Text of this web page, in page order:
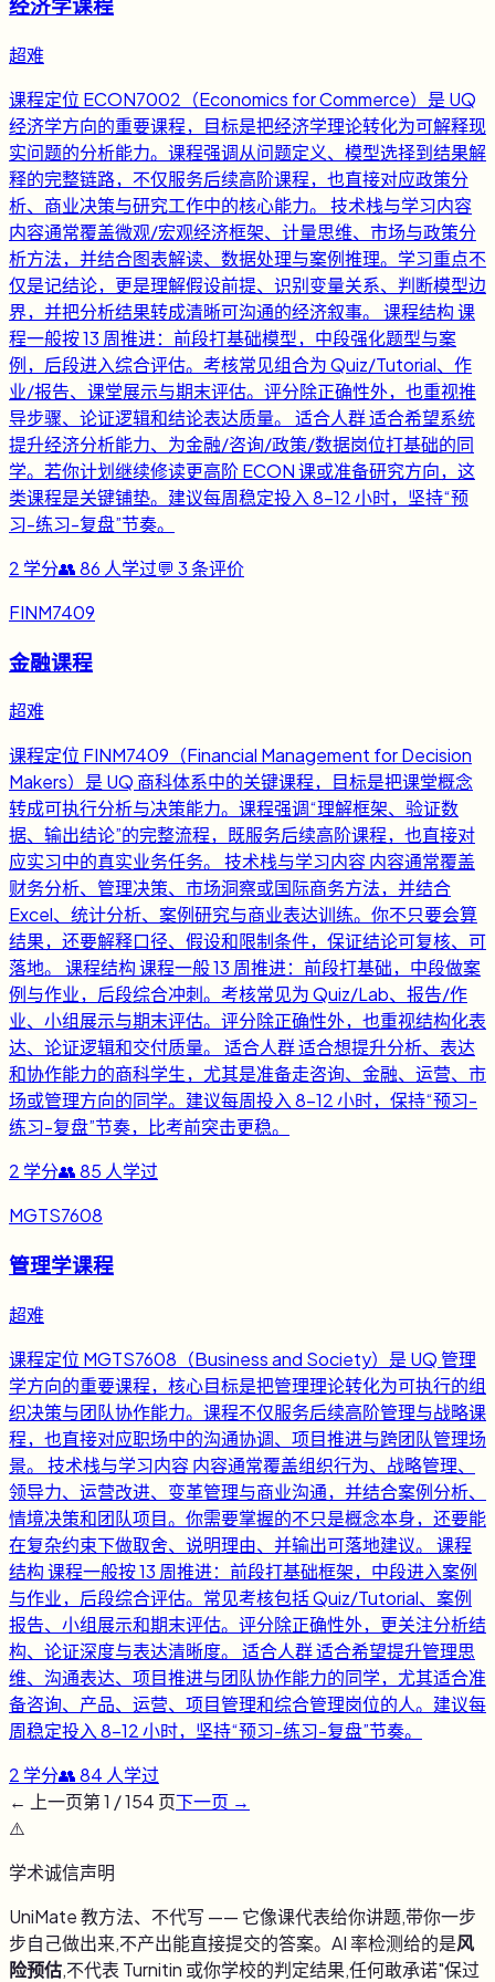
经济学课程
超难
课程定位 ECON7002（Economics for Commerce）是 UQ
经济学方向的重要课程，目标是把经济学理论转化为可解释现
实问题的分析能力。课程强调从问题定义、模型选择到结果解
释的完整链路，不仅服务后续高阶课程，也直接对应政策分
析、商业决策与研究工作中的核心能力。 技术栈与学习内容
内容通常覆盖微观/宏观经济框架、计量思维、市场与政策分
析方法，并结合图表解读、数据处理与案例推理。学习重点不
仅是记结论，更是理解假设前提、识别变量关系、判断模型边
界，并把分析结果转成清晰可沟通的经济叙事。 课程结构 课
程一般按 13 周推进：前段打基础模型，中段强化题型与案
例，后段进入综合评估。考核常见组合为 Quiz/Tutorial、作
业/报告、课堂展示与期末评估。评分除正确性外，也重视推
导步骤、论证逻辑和结论表达质量。 适合人群 适合希望系统
提升经济分析能力、为金融/咨询/政策/数据岗位打基础的同
学。若你计划继续修读更高阶 ECON 课或准备研究方向，这
类课程是关键铺垫。建议每周稳定投入 8-12 小时，坚持“预
习-练习-复盘”节奏。
2 学分👥86 人学过💬 3条评价
FINM7409
金融课程
超难
课程定位 FINM7409（Financial Management for Decision
Makers）是 UQ 商科体系中的关键课程，目标是把课堂概念
转成可执行分析与决策能力。课程强调“理解框架、验证数
据、输出结论”的完整流程，既服务后续高阶课程，也直接对
应实习中的真实业务任务。 技术栈与学习内容 内容通常覆盖
财务分析、管理决策、市场洞察或国际商务方法，并结合
Excel、统计分析、案例研究与商业表达训练。你不只要会算
结果，还要解释口径、假设和限制条件，保证结论可复核、可
落地。 课程结构 课程一般 13 周推进：前段打基础，中段做案
例与作业，后段综合冲刺。考核常见为 Quiz/Lab、报告/作
业、小组展示与期末评估。评分除正确性外，也重视结构化表
达、论证逻辑和交付质量。 适合人群 适合想提升分析、表达
和协作能力的商科学生，尤其是准备走咨询、金融、运营、市
场或管理方向的同学。建议每周投入 8-12 小时，保持“预习-
练习-复盘”节奏，比考前突击更稳。
2 学分👥85 人学过
MGTS7608
管理学课程
超难
课程定位 MGTS7608（Business and Society）是 UQ 管理
学方向的重要课程，核心目标是把管理理论转化为可执行的组
织决策与团队协作能力。课程不仅服务后续高阶管理与战略课
程，也直接对应职场中的沟通协调、项目推进与跨团队管理场
景。 技术栈与学习内容 内容通常覆盖组织行为、战略管理、
领导力、运营改进、变革管理与商业沟通，并结合案例分析、
情境决策和团队项目。你需要掌握的不只是概念本身，还要能
在复杂约束下做取舍、说明理由、并输出可落地建议。 课程
结构 课程一般按 13 周推进：前段打基础框架，中段进入案例
与作业，后段综合评估。常见考核包括 Quiz/Tutorial、案例
报告、小组展示和期末评估。评分除正确性外，更关注分析结
构、论证深度与表达清晰度。 适合人群 适合希望提升管理思
维、沟通表达、项目推进与团队协作能力的同学，尤其适合准
备咨询、产品、运营、项目管理和综合管理岗位的人。建议每
周稳定投入 8-12 小时，坚持“预习-练习-复盘”节奏。
2 学分👥84 人学过
← 上一页第1 /154 页下一页 →
⚠️
学术诚信声明
UniMate 教方法、不代写 —— 它像课代表给你讲题,带你一步
步自己做出来,不产出能直接提交的答案。AI 率检测给的是风
险预估,不代表 Turnitin 或你学校的判定结果,任何敢承诺"保过